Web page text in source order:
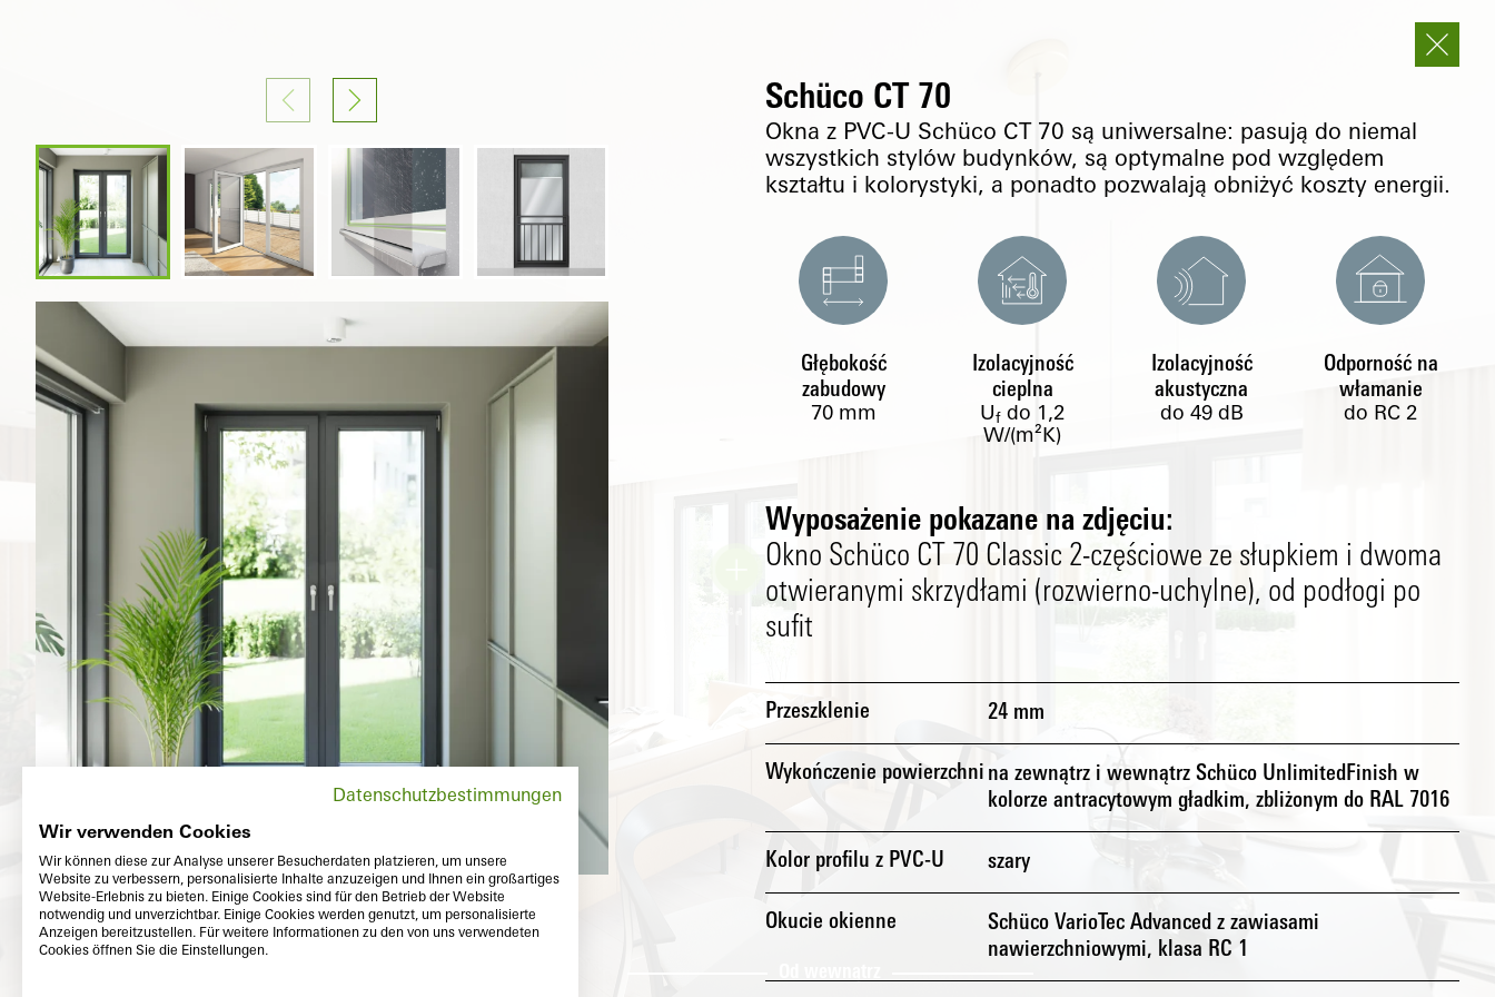
Schüco CT 70
Okna z PVC-U Schüco CT 70 są uniwersalne: pasują do niemal
wszystkich stylów budynków, są optymalne pod względem
kształtu i kolorystyki, a ponadto pozwalają obniżyć koszty energii.
Głębokość
zabudowy
70mm
Izolacyjność
cieplna
Uf do 1,2
W/(m²K)
Izolacyjność
akustyczna
do 49 dB
Odporność na
włamanie
do RC 2
Wyposażenie pokazane na zdjęciu:
Okno Schüco CT 70 Classic 2-częściowe ze słupkiem i dwoma
otwieranymi skrzydłami (rozwierno-uchylne), od podłogi po
sufit
Przeszklenie 24 mm
Wykończenie powierzchni na zewnątrz i wewnątrz Schüco UnlimitedFinish w
kolorze antracytowym gładkim, zbliżonym do RAL 7016
Kolor profilu z PVC-U szary
Okucie okienne
Schüco VarioTec Advanced z zawiasami
nawierzchniowymi, klasa RC 1
Datenschutzbestimmungen
Wir verwenden Cookies
Wir können diese zur Analyse unserer Besucherdaten platzieren, um unsere
Website zu verbessern, personalisierte Inhalte anzuzeigen und Ihnen ein großartiges
Website-Erlebnis zu bieten. Einige Cookies sind für den Betrieb der Website
notwendig und unverzichtbar. Einige Cookies werden genutzt, um personalisierte
Anzeigen bereitzustellen. Für weitere Informationen zu den von uns verwendeten
Cookies öffnen Sie die Einstellungen.